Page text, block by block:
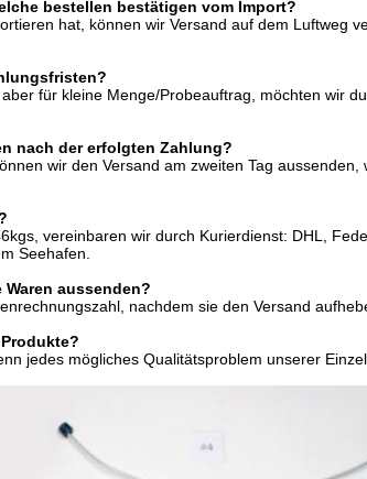
bestellen bestätigen vom Import?
hat, können wir Versand auf dem
für kleine Menge/Probeauftrag, möchten wir
nach der erfolgten Zahlung?
wir den Versand am zweiten Tag
vereinbaren wir durch Kurierdienst: DHL,
Seehafen.
aussenden?
nachdem sie den Versand
jedes mögliches Qualitätsproblem unserer